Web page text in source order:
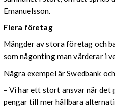
Emanuelsson.
Flera företag
Mängder av stora företag och
som någonting man värderar i
Några exempel är Swedbank
– Vi har ett stort ansvar när
pengar till mer hållbara